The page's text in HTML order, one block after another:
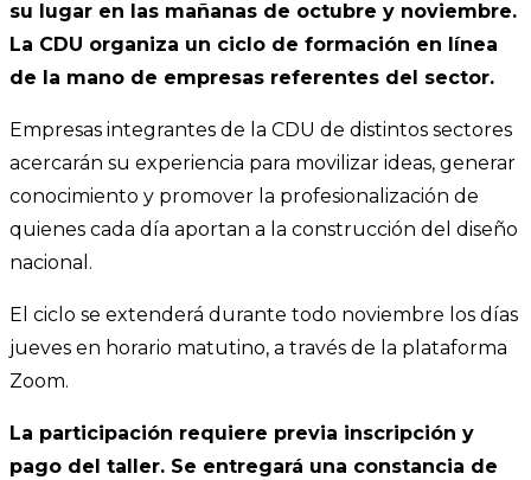
su lugar en las mañanas de octubre y noviembre.
La CDU organiza un ciclo de formación en línea
de la mano de empresas referentes del sector.
Empresas integrantes de la CDU de distintos sectores
acercarán su experiencia para movilizar ideas, generar
conocimiento y promover la profesionalización de
quienes cada día aportan a la construcción del diseño
nacional.
El ciclo se extenderá durante todo noviembre los días
jueves en horario matutino, a través de la plataforma
Zoom.
La participación requiere previa inscripción y
pago del taller. Se entregará una constancia de